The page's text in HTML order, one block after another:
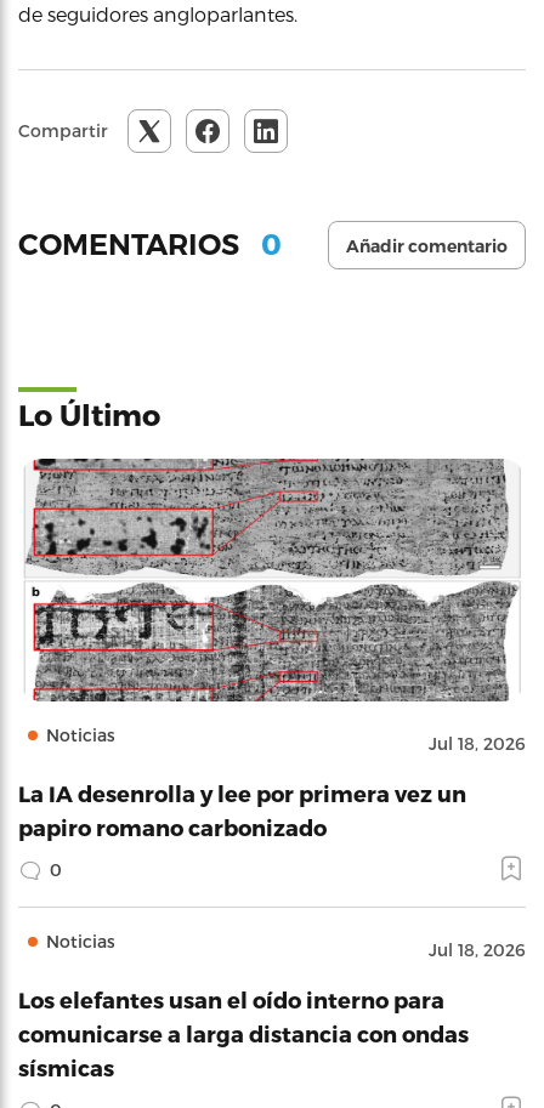
de seguidores angloparlantes.
Compartir
COMENTARIOS 0 Añadir comentario
Lo Último
Noticias Jul 18, 2026
La IA desenrolla y lee por primera vez un
papiro romano carbonizado
0
Noticias Jul 18, 2026
Los elefantes usan el oído interno para
comunicarse a larga distancia con ondas
sísmicas